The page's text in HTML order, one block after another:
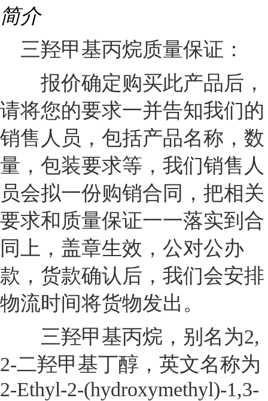
简介
三羟甲基丙烷质量保证：
报价确定购买此产品后，
请将您的要求一并告知我们的
销售人员，包括产品名称，数
量，包装要求等，我们销售人
员会拟一份购销合同，把相关
要求和质量保证一一落实到合
同上，盖章生效，公对公办
款，货款确认后，我们会安排
物流时间将货物发出。
三羟甲基丙烷，别名为2,
2-二羟甲基丁醇，英文名称为
2-Ethyl-2-(hydroxymethyl)-1,3-